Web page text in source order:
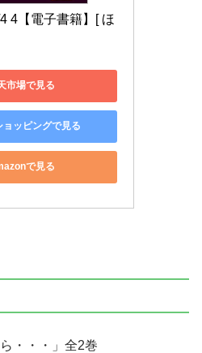
4【電子書籍】[ ほ
市場で見る
ッピングで見る
で見る
・・・」全2巻